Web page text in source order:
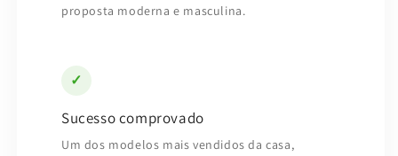
proposta moderna e masculina.
✓
Sucesso comprovado
Um dos modelos mais vendidos da casa,